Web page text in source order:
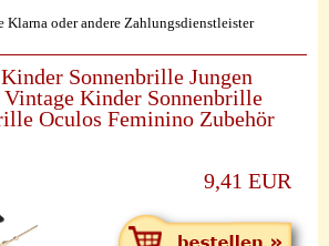
Klarna oder andere Zahlungsdienstleister
Sonnenbrille Jungen
Kinder Sonnenbrille
Oculos Feminino Zubehör
9,41 EUR